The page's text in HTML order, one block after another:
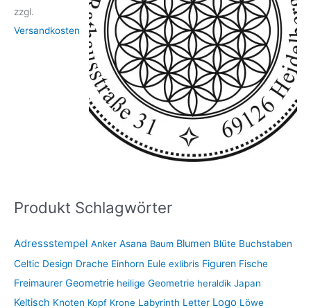
zzgl.
Versandkosten
Produkt Schlagwörter
Adressstempel Anker Asana Baum Blumen Blüte Buchstaben
Celtic Design Drache Einhorn Eule exlibris Figuren Fische
Freimaurer Geometrie heilige Geometrie heraldik Japan
Keltisch Knoten Kopf Krone Labyrinth Letter Logo Löwe